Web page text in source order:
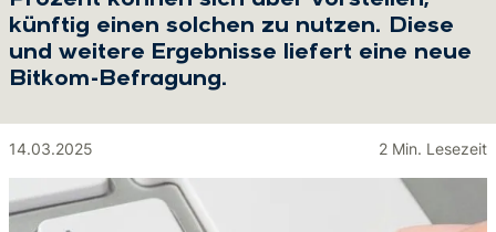
künftig einen solchen zu nutzen. Diese
und weitere Ergebnisse liefert eine neue
Bitkom-Befragung.
14.03.2025 2 Min. Lesezeit